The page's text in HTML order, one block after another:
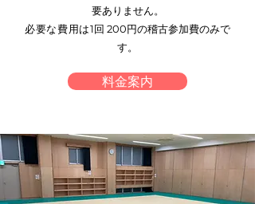
要ありません。
必要な費用は1回 200円の稽古参加費のみで
す。
料金案内